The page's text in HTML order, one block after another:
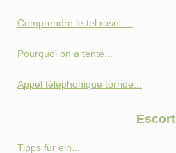
Comprendre le tel rose :...
Pourquoi on a tenté...
Appel téléphonique torride...
Escort
Tipps für ein...